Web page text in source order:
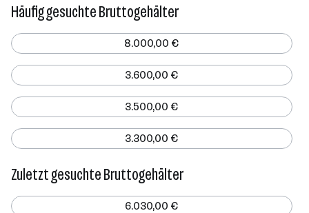
Häufig gesuchte Bruttogehälter
8.000,00 €
3.600,00 €
3.500,00 €
3.300,00 €
Zuletzt gesuchte Bruttogehälter
6.030,00 €